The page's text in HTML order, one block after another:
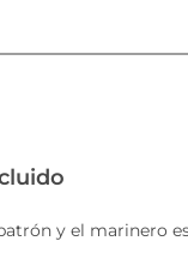
y el marinero